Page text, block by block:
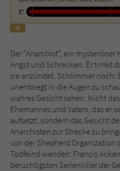
1°
Der "Anarchist", ein mysteriöser
Angst und Schrecken. Er trinkt
sie anzündet. Schlimmer noch:
unentwegt in die Augen zu
wahres Gesicht sehen. Nicht
Ehemannes und Vaters, das er
aufsetzt, sondern das Gesicht
Anarchisten zur Strecke zu
von der Shepherd Organization
Todfeind wenden: Francis
berüchtigsten Serienkiller der
Name
Laufzeit 1 Jahr
Zweck Cookie für
Name fe_typo_user
Anbieter Literatur-Couch